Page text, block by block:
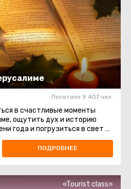
Посетило 9 407 чел.
в счастливые моменты
ощутить дух и историю
года и погрузиться в свет и
ПОДРОБНЕЕ
«Tourist class»